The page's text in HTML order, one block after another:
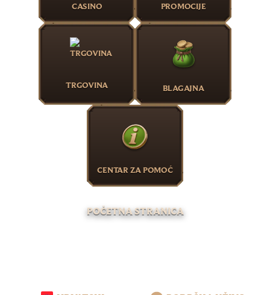
CASINO PROMOCIJE
TRGOVINA BLAGAJNA
CENTAR ZA POMOĆ
POČETNA STRANICA